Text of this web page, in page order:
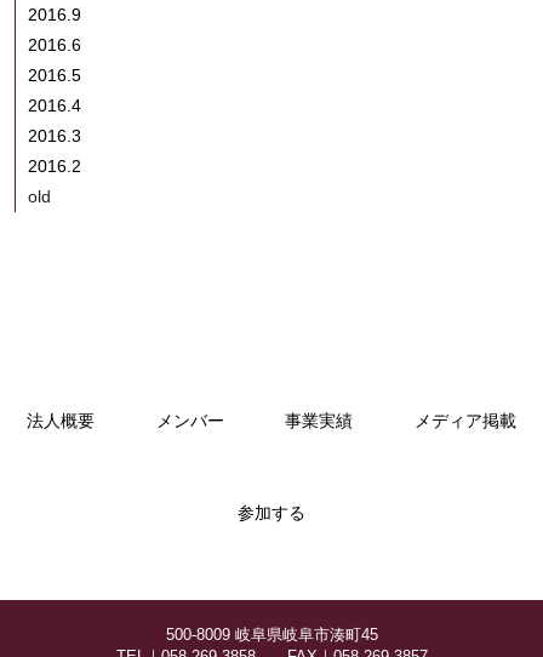
2016.9
2016.6
2016.5
2016.4
2016.3
2016.2
old
法人概要 メンバー 事業実績 メディア掲載
参加する
500-8009 岐阜県岐阜市湊町45